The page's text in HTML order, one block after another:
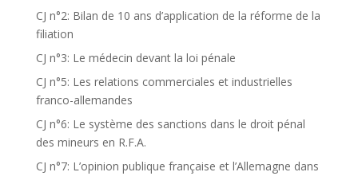
CJ n°2: Bilan de 10 ans d’application de la réforme de la
filiation
CJ n°3: Le médecin devant la loi pénale
CJ n°5: Les relations commerciales et industrielles
franco-allemandes
CJ n°6: Le système des sanctions dans le droit pénal
des mineurs en R.F.A.
CJ n°7: L’opinion publique française et l’Allemagne dans